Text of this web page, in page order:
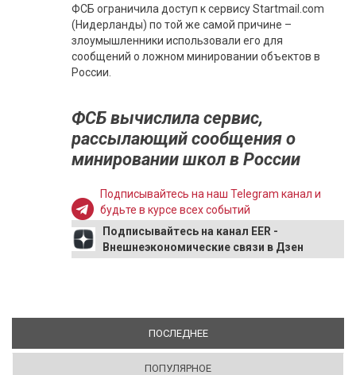
ФСБ ограничила доступ к сервису Startmail.com
(Нидерланды) по той же самой причине –
злоумышленники использовали его для
сообщений о ложном минировании объектов в
России.
ФСБ вычислила сервис,
рассылающий сообщения о
минировании школ в России
Подписывайтесь на наш Telegram канал и
будьте в курсе всех событий
Подписывайтесь на канал EER -
Внешнеэкономические связи в Дзен
ПОСЛЕДНЕЕ(АКТИВНАЯ ВКЛАДКА)
ПОПУЛЯРНОЕ